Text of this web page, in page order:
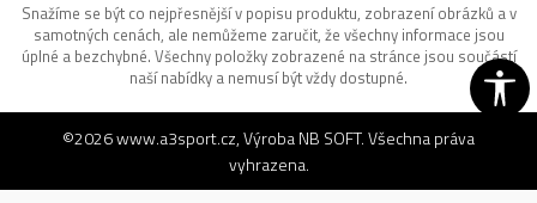
Snažíme se být co nejpřesnější v popisu produktu, zobrazení obrázků a v
samotných cenách, ale nemůžeme zaručit, že všechny informace jsou
úplné a bezchybné. Všechny položky zobrazené na stránce jsou součástí
naší nabídky a nemusí být vždy dostupné.
©2026www.a3sport.cz, VýrobaNB SOFT. Všechna práva
vyhrazena.